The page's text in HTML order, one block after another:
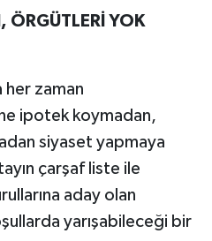
ÖRGÜTLERİ YOK
her zaman
ipotek koymadan,
siyaset yapmaya
çarşaf liste ile
aday olan
yarışabileceği bir